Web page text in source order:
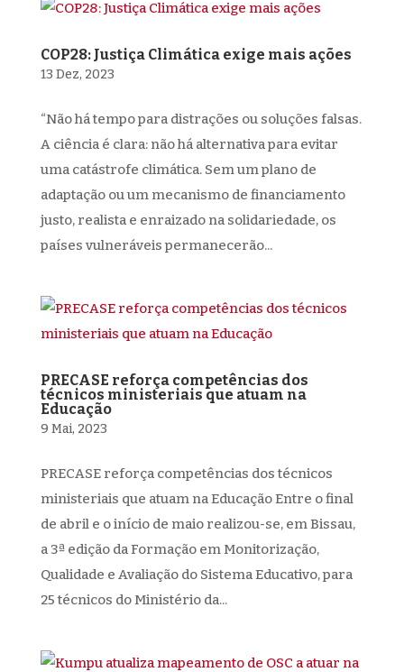
COP28: Justiça Climática exige mais ações
13 Dez, 2023
“Não há tempo para distrações ou soluções falsas.
A ciência é clara: não há alternativa para evitar
uma catástrofe climática. Sem um plano de
adaptação ou um mecanismo de financiamento
justo, realista e enraizado na solidariedade, os
países vulneráveis permanecerão...
PRECASE reforça competências dos
técnicos ministeriais que atuam na
Educação
9 Mai, 2023
PRECASE reforça competências dos técnicos
ministeriais que atuam na Educação Entre o final
de abril e o início de maio realizou-se, em Bissau,
a 3ª edição da Formação em Monitorização,
Qualidade e Avaliação do Sistema Educativo, para
25 técnicos do Ministério da...